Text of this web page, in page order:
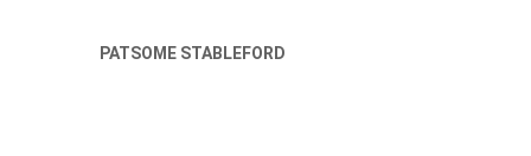
PATSOME STABLEFORD